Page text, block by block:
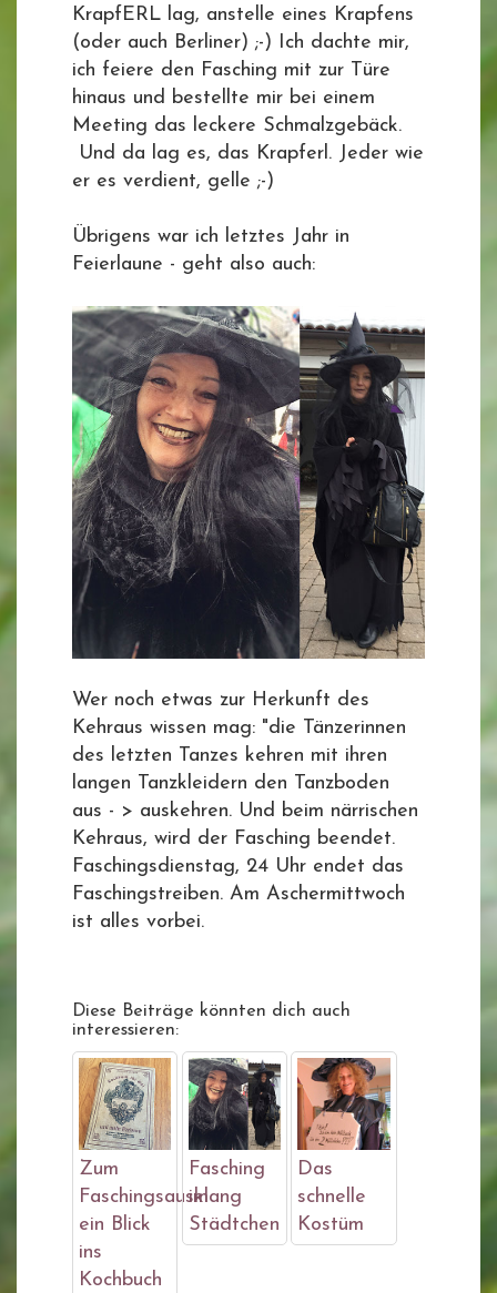
KrapfERL lag, anstelle eines Krapfens
(oder auch Berliner) ;-) Ich dachte mir,
ich feiere den Fasching mit zur Türe
hinaus und bestellte mir bei einem
Meeting das leckere Schmalzgebäck.
Und da lag es, das Krapferl. Jeder wie
er es verdient, gelle ;-)
Übrigens war ich letztes Jahr in
Feierlaune - geht also auch:
Wer noch etwas zur Herkunft des
Kehraus wissen mag: "die Tänzerinnen
des letzten Tanzes kehren mit ihren
langen Tanzkleidern den Tanzboden
aus - > auskehren. Und beim närrischen
Kehraus, wird der Fasching beendet.
Faschingsdienstag, 24 Uhr endet das
Faschingstreiben. Am Aschermittwoch
ist alles vorbei.
Diese Beiträge könnten dich auch
interessieren:
Zum
Faschingsausklang
ein Blick
ins
Kochbuch
Fasching
im
Städtchen
Das
schnelle
Kostüm